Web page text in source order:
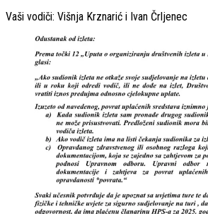
Vaši vodiči: Višnja Krznarić i Ivan Črljenec